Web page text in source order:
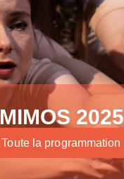
MIMOS 2025
Toute la programmation